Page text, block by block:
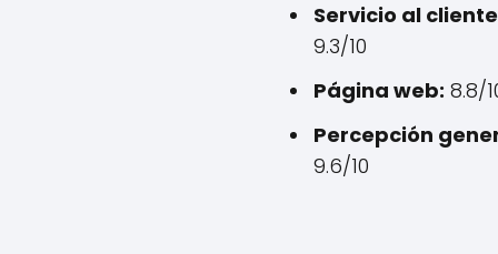
Servicio al
9.3/10
Página web: 8.8/
Percepción
9.6/10